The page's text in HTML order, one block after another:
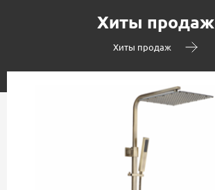
Хиты продаж
Хиты продаж